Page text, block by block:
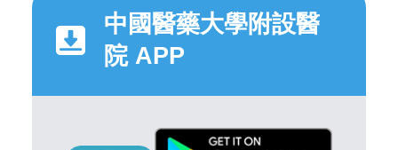
中國醫藥大學附設醫
院 APP